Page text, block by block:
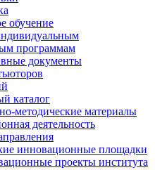
обучение
программам
документы
каталог
методические материалы
деятельность
инновационные площадки
проекты института